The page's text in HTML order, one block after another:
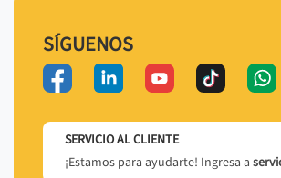
SÍGUENOS
SERVICIO AL CLIENTE
¡Estamos para ayudarte! Ingresa a